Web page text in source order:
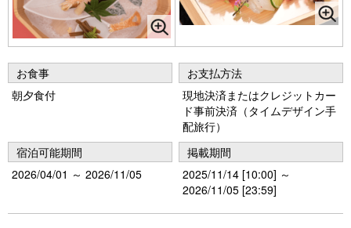
お食事
朝夕食付
お支払方法
現地決済またはクレジットカー
ド事前決済（タイムデザイン手
配旅行）
宿泊可能期間
2026/04/01 ～ 2026/11/05
掲載期間
2025/11/14 [10:00] ～
2026/11/05 [23:59]